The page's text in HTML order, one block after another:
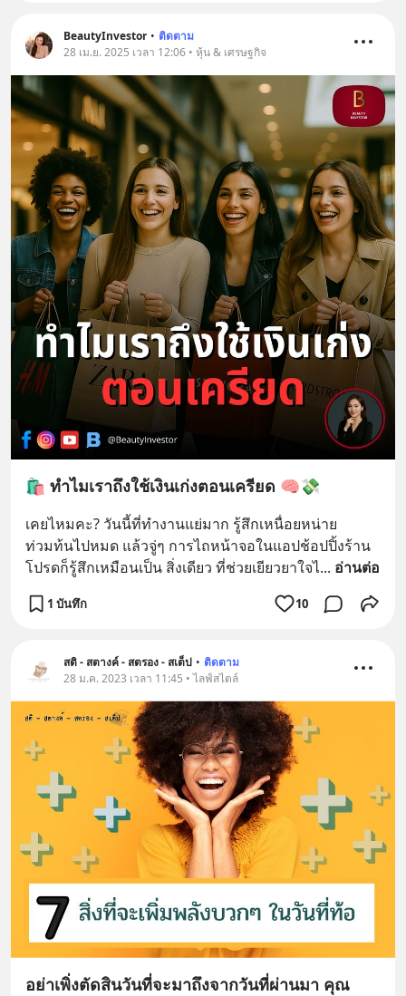
BeautyInvestor • ติดตาม
28 เม.ย. 2025 เวลา 12:06 • หุ้น & เศรษฐกิจ
🛍️ ทำไมเราถึงใช้เงินเก่งตอนเครียด 🧠💸
เคยไหมคะ? วันนี้ที่ทำงานแย่มาก รู้สึกเหนื่อยหน่าย
ท่วมท้นไปหมด แล้วจู่ๆ การไถหน้าจอในแอปช้อปปิ้งร้าน
โปรดก็รู้สึกเหมือนเป็น สิ่งเดียว ที่ช่วยเยียวยาใจไ... อ่านต่อ
1 บันทึก 10
สติ - สตางค์ - สตรอง - สเต็ป • ติดตาม
28 ม.ค. 2023 เวลา 11:45 • ไลฟ์สไตล์
อย่าเพิ่งตัดสินวันที่จะมาถึงจากวันที่ผ่านมา คุณ